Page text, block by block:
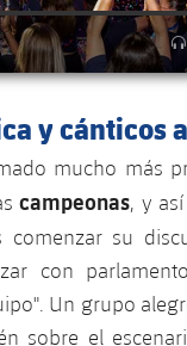
y cánticos
mucho más
campeonas, y
comenzar su
con
Un grupo
sobre el